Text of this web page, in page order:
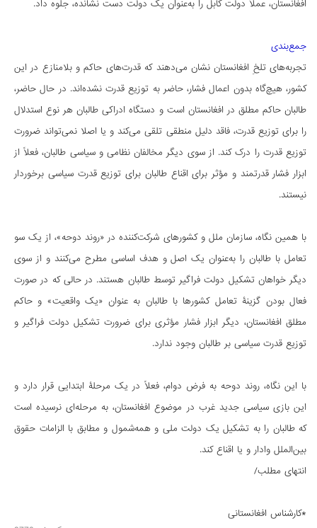
افغانستان، عملاً دولت کابل را به‌عنوان یک دولت دست نشانده، جلوه داد.
جمع‌بندی
تجربه‌های تلخِ افغانستان نشان می‌دهند که قدرت‌های حاکم و بلامنازع در این
کشور، هیچ‌گاه بدون اعمال فشار، حاضر به توزیع قدرت نشده‌اند. در حال حاضر،
طالبان حاکم مطلق در افغانستان است و دستگاه ادراکی طالبان هر نوع استدلال
را برای توزیع قدرت، فاقد دلیل منطقی تلقی می‌کند و یا اصلا نمی‌تواند ضرورت
توزیع قدرت را درک کند. از سوی دیگر مخالفان نظامی و سیاسی طالبان، فعلاً از
ابزار فشار قدرتمند و مؤثر برای اقناع طالبان برای توزیع قدرت سیاسی برخوردار
نیستند.
با همین نگاه، سازمان ملل و کشورهای شرکت‌کننده در «روند دوحه»، از یک سو
تعامل با طالبان را به‌عنوان یک اصل و هدف اساسی مطرح می‌کنند و از سوی
دیگر خواهان تشکیل دولت فراگیر توسط طالبان هستند. در حالی که در صورت
فعال بودن گزینۀ تعامل کشورها با طالبان به عنوان «یک واقعیت» و حاکم
مطلق افغانستان، دیگر ابزار فشار مؤثری برای ضرورت تشکیل دولت فراگیر و
توزیع قدرت سیاسی بر طالبان وجود ندارد.
با این نگاه، روند دوحه به فرض دوام، فعلاً در یک مرحلۀ ابتدایی قرار دارد و
این بازی سیاسی جدید غرب در موضوع افغانستان، به مرحله‌ای نرسیده است
که طالبان را به تشکیل یک دولت ملی و همه‌شمول و مطابق با الزامات حقوق
بین‌الملل وادار و یا اقناع کند.
انتهای مطلب/
*کارشناس افغانستانی